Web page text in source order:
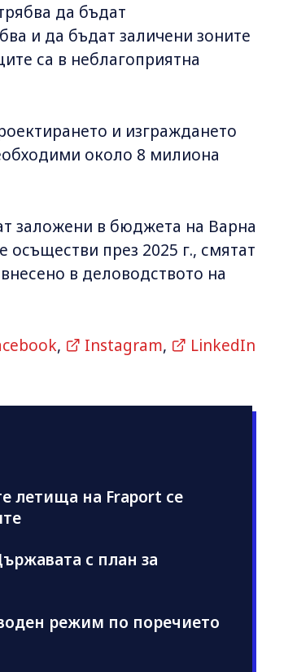
да бъдат
и да бъдат заличени зоните
са в неблагоприятна
и изграждането
около 8 милиона
заложени в бюджета на Варна
осъществи през 2025 г., смятат
в деловодството на
, Instagram,
LinkedIn
летища на Fraport се
с план за
режим по поречието